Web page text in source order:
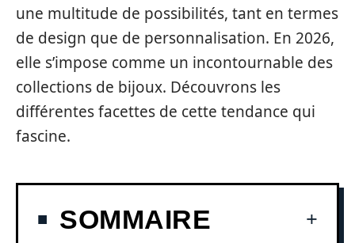
une multitude de possibilités, tant en termes
de design que de personnalisation. En 2026,
elle s’impose comme un incontournable des
collections de bijoux. Découvrons les
différentes facettes de cette tendance qui
fascine.
SOMMAIRE